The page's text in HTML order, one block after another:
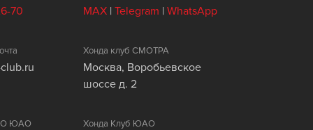
70 MAX |Telegram |WhatsApp
Хонда клуб СМОТРА
Москва, Воробьевское
шоссе д. 2
ЮАО Хонда Клуб ЮАО